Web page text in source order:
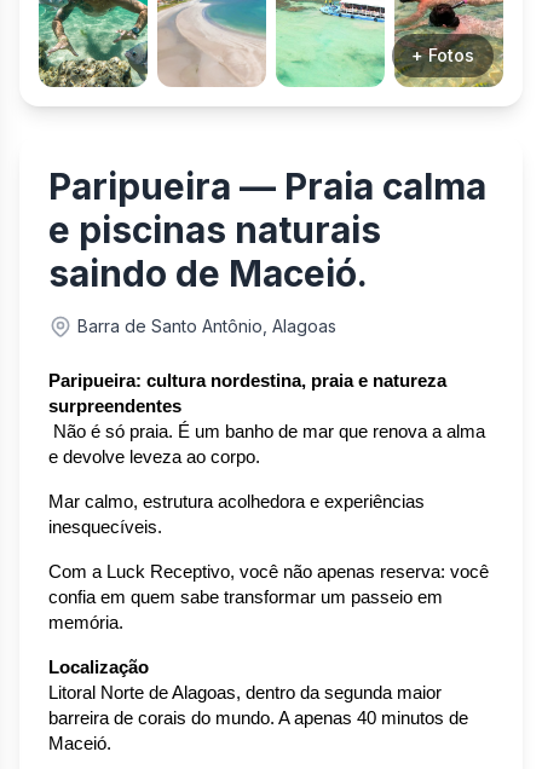
+ Fotos
Paripueira — Praia calma
e piscinas naturais
saindo de Maceió.
Barra de Santo Antônio, Alagoas
Paripueira: cultura nordestina, praia e natureza
surpreendentes
e devolve leveza ao corpo.
Mar calmo, estrutura acolhedora e experiências
inesquecíveis.
Com a Luck Receptivo, você não apenas reserva: você
confia em quem sabe transformar um passeio em
memória.
Localização
Litoral Norte de Alagoas, dentro da segunda maior
barreira de corais do mundo. A apenas 40 minutos de
Maceió.